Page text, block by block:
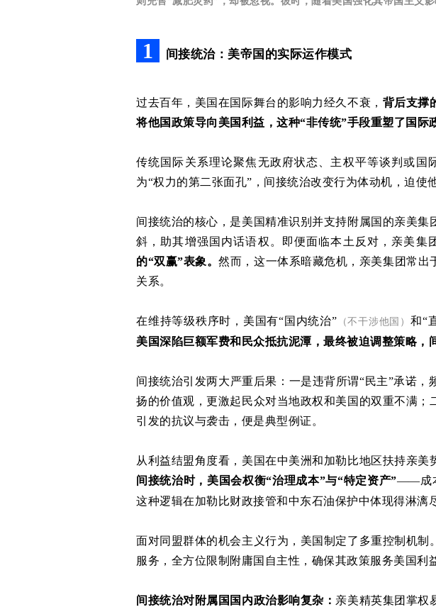
1 间接统治：美帝国的实际运作模式
过去百年，美国在国际舞台的影响力经久不衰， 背后支撑
将他国政策导向美国利益，这种“非传统”手段重塑了国际
传统国际关系理论聚焦无政府状态、主权平等谈判或国
为“权力的第二张面孔”，间接统治改变行为体动机，迫使
间接统治的核心，是美国精准识别并支持附属国的亲美
斜，助其增强国内话语权。即便面临本土反对，亲美集
的“双赢”表象。然而，这一体系暗藏危机，亲美集团常
关系。
在维持等级秩序时，美国有“国内统治” （不干涉他国 ） 和“
美国深陷巨额军费和民众抵抗泥潭，最终被迫调整策略，
间接统治引发两大严重后果：一是违背所谓“民主”承诺
扬的价值观，更激起民众对当地政权和美国的双重不满
引发的抗议与袭击，便是典型例证。
从利益结盟角度看，美国在中美洲和加勒比地区扶持亲
间接统治时，美国会权衡“治理成本”与“特定资产”——成
这种逻辑在加勒比财政接管和中东石油保护中体现得淋漓
面对同盟群体的机会主义行为，美国制定了多重控制机
服务，全方位限制附庸国自主性，确保其政策服务美国利
间接统治对附属国国内政治影响复杂： 亲美精英集团掌权